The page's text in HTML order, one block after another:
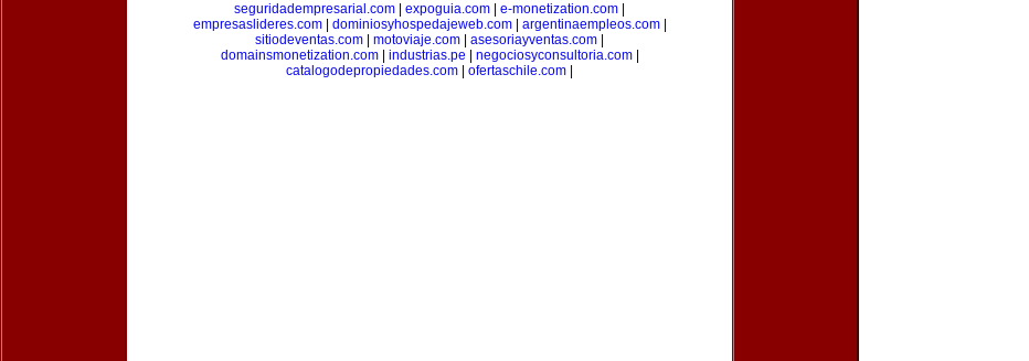
seguridadempresarial.com
expoguia.com e-monetization.com
empresaslideres.com| dominiosyhospedajeweb.com| argentinaempleos.com|
sitiodeventas.com
motoviaje.com asesoriayventas.com
domainsmonetization.com| industrias.pe negociosyconsultoria.com|
catalogodepropiedades.com
ofertaschile.com